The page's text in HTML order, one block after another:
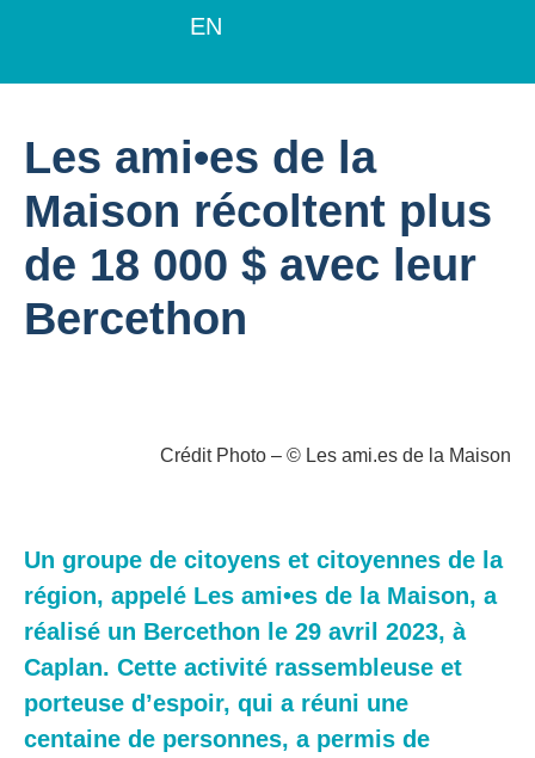
EN
Les ami•es de la
Maison récoltent plus
de 18 000 $ avec leur
Bercethon
Crédit Photo – © Les ami.es de la Maison
Un groupe de citoyens et citoyennes de la
région, appelé Les ami•es de la Maison, a
réalisé un Bercethon le 29 avril 2023, à
Caplan. Cette activité rassembleuse et
porteuse d’espoir, qui a réuni une
centaine de personnes, a permis de